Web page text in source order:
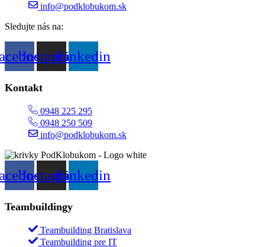
info@podklobukom.sk
Sledujte nás na:
InstagramLinkedin
Kontakt
0948 225 295
0948 250 509
info@podklobukom.sk
InstagramLinkedin
Teambuildingy
Teambuilding Bratislava
Teambuilding pre IT